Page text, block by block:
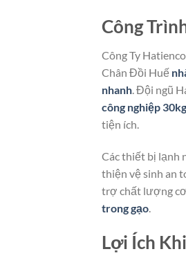
Công
Công Ty
Chân Đồi Huế
nhanh. Đội ngũ
công nghiệp
tiện ích.
Các thiết bị lạnh
thiện vệ sinh an
trợ chất lượng
trong gạo.
Lợi Ích